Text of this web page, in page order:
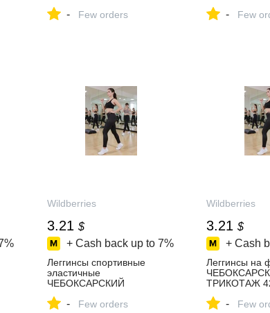
Wildberries
- Few orders - Few
Wildberries
3.21 $
+ Cash back up to 7%
Леггинсы спортивные
эластичные
ЧЕБОКСАРСКИЙ
купить за 260 ₽ в
- Few orders
Wildberries
3.21 $
+ Cash
Леггинсы на
ТРИКОТАЖ
- Few